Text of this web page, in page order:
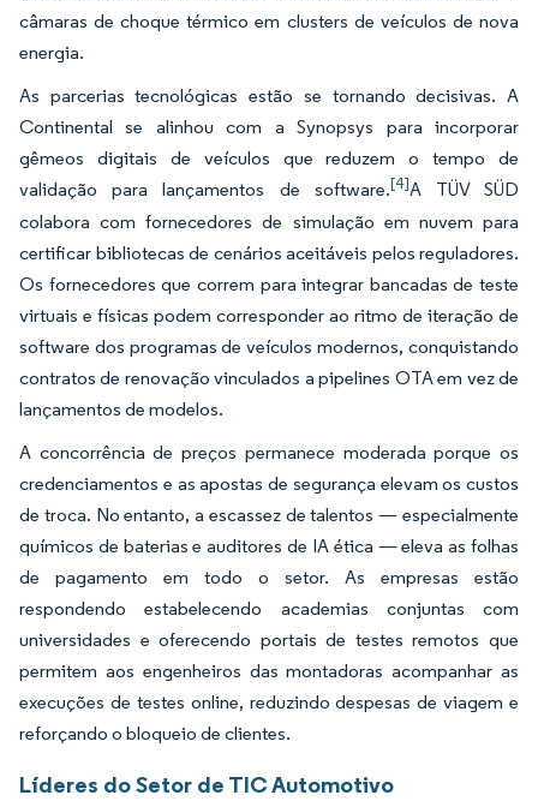
câmaras de choque térmico em clusters de veículos de nova
energia.
As parcerias tecnológicas estão se tornando decisivas. A
Continental se alinhou com a Synopsys para incorporar
gêmeos digitais de veículos que reduzem o tempo de
validação para lançamentos de software.[4]A TÜV SÜD
colabora com fornecedores de simulação em nuvem para
certificar bibliotecas de cenários aceitáveis pelos reguladores.
Os fornecedores que correm para integrar bancadas de teste
virtuais e físicas podem corresponder ao ritmo de iteração de
software dos programas de veículos modernos, conquistando
contratos de renovação vinculados a pipelines OTA em vez de
lançamentos de modelos.
A concorrência de preços permanece moderada porque os
credenciamentos e as apostas de segurança elevam os custos
de troca. No entanto, a escassez de talentos — especialmente
químicos de baterias e auditores de IA ética — eleva as folhas
de pagamento em todo o setor. As empresas estão
respondendo estabelecendo academias conjuntas com
universidades e oferecendo portais de testes remotos que
permitem aos engenheiros das montadoras acompanhar as
execuções de testes online, reduzindo despesas de viagem e
reforçando o bloqueio de clientes.
Líderes do Setor de TIC Automotivo